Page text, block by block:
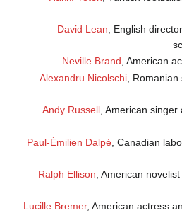
David Lean , English
Neville Brand, American
Alexandru Nicolschi, Romanian
Andy Russell, American singer
Paul-Émilien Dalpé, Canadian
Ralph Ellison , American
Lucille Bremer, American actress